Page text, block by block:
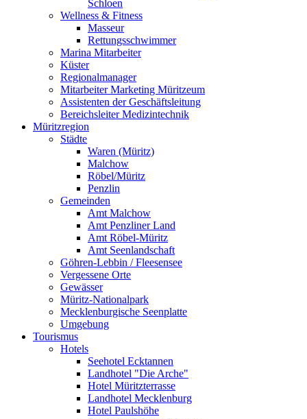
Schloen
Wellness & Fitness
Masseur
Rettungsschwimmer
Marina Mitarbeiter
Küster
Regionalmanager
Mitarbeiter Marketing Müritzeum
Assistenten der Geschäftsleitung
Bereichsleiter Medizintechnik
Müritzregion
Städte
Waren (Müritz)
Malchow
Röbel/Müritz
Penzlin
Gemeinden
Amt Malchow
Amt Penzliner Land
Amt Röbel-Müritz
Amt Seenlandschaft
Göhren-Lebbin / Fleesensee
Vergessene Orte
Gewässer
Müritz-Nationalpark
Mecklenburgische Seenplatte
Umgebung
Tourismus
Hotels
Seehotel Ecktannen
Landhotel "Die Arche"
Hotel Müritzterrasse
Landhotel Mecklenburg
Hotel Paulshöhe